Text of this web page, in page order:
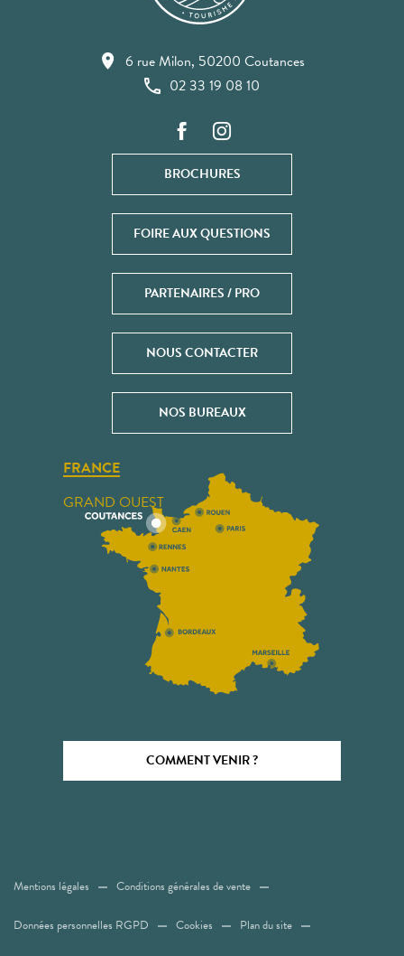
6 rue Milon, 50200 Coutances
02 33 19 08 10
BROCHURES
FOIRE AUX QUESTIONS
PARTENAIRES / PRO
NOUS CONTACTER
NOS BUREAUX
FRANCE
GRAND OUEST
COMMENT VENIR ?
Mentions légales Conditions générales de vente
Données personnelles RGPD Cookies Plan du site